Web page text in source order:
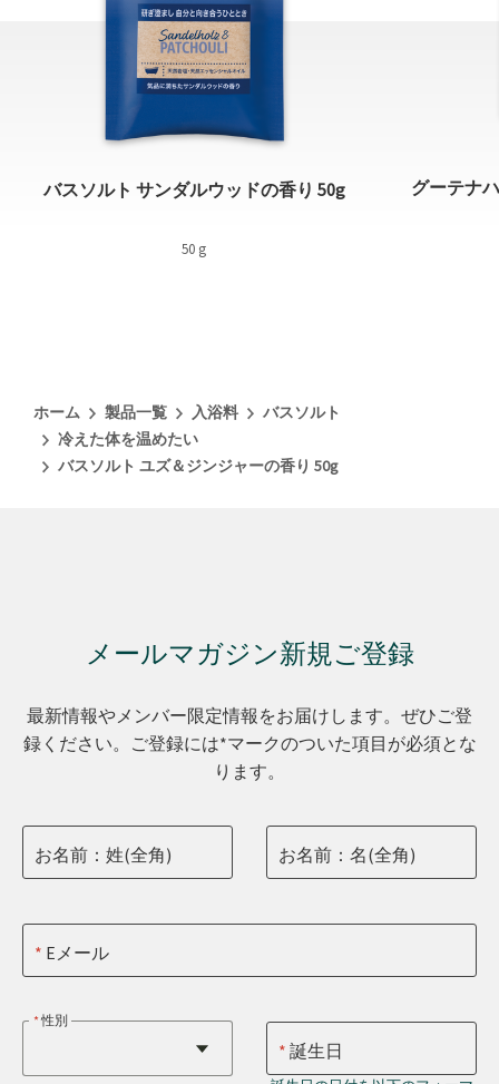
バスソルト サンダルウッドの香り 50g
50 g
グーテナ
ホーム 製品一覧 入浴料
バスソルト
冷えた体を温めたい
バスソルト ユズ＆ジンジャーの香り 50g
メールマガジン新規ご登録
最新情報やメンバー限定情報をお届けします。ぜひご登
録ください。ご登録には*マークのついた項目が必須とな
ります。
お名前：姓(全角) お名前：名(全角)
Eメール
性別
誕生日